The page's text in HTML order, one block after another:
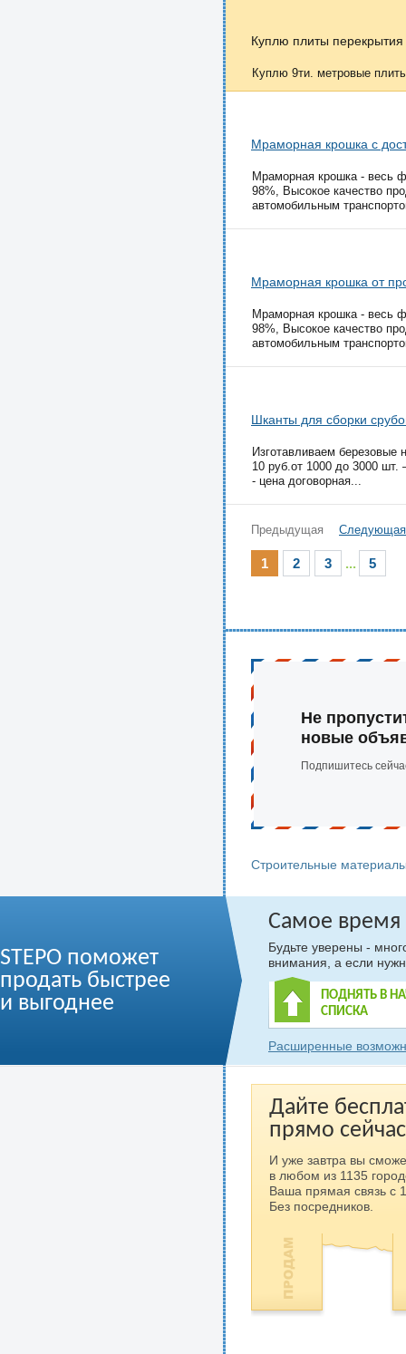
Куплю плиты перекрытия
Куплю 9ти. метровые
Мраморная крошка с
Мраморная крошка - весь
98%, Высокое качество
автомобильным
Мраморная крошка от
Мраморная крошка - весь
98%, Высокое качество
автомобильным
Шканты для сборки
Изготавливаем
10 руб.от 1000 до 3000 шт.
- цена договорная...
Предыдущая Следующая
1 2 3 ... 5
Не
новые
Подпишитесь
Строительные
STEPO поможет
продать быстрее
и выгоднее
Самое время
Будьте уверены -
внимания, а если
ПОДНЯТЬ В
СПИСКА
Расширенные
Дайте
прямо
И уже завтра вы
в любом из 1135
Ваша прямая связь с
Без посредников.